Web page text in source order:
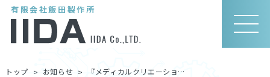
有限会社飯田製作所
MEN
U
トップ お知らせ 『メディカルクリエーションふくしま2024』出展のお知らせ